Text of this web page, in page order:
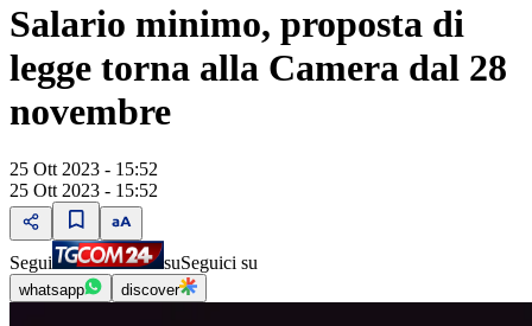
Salario minimo, proposta di
legge torna alla Camera dal 28
novembre
25 Ott 2023 - 15:52
25 Ott 2023 - 15:52
Segui suSeguici su
whatsapp discover